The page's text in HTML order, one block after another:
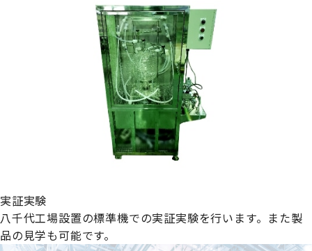
実証実験
八千代工場設置の標準機での実証実験を行います。また製
品の見学も可能です。